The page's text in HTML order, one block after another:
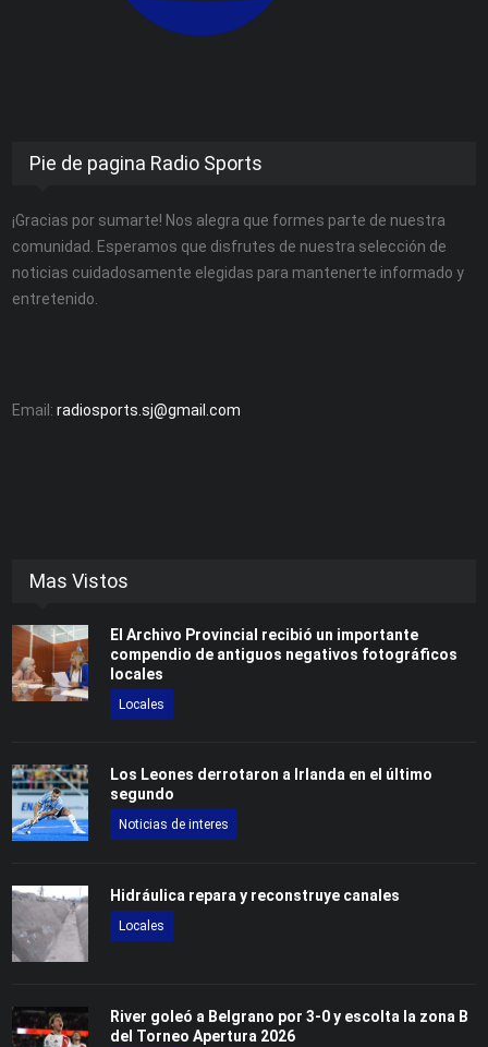
Pie de pagina Radio Sports
¡Gracias por sumarte! Nos alegra que formes parte de nuestra
comunidad. Esperamos que disfrutes de nuestra selección de
noticias cuidadosamente elegidas para mantenerte informado y
entretenido.
Email:radiosports.sj@gmail.com
Mas Vistos
El Archivo Provincial recibió un importante
compendio de antiguos negativos fotográficos
locales
Locales
Los Leones derrotaron a Irlanda en el último
segundo
Noticias de interes
Hidráulica repara y reconstruye canales
Locales
River goleó a Belgrano por 3-0 y escolta la zona B
del Torneo Apertura 2026